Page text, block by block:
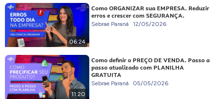
06:24
Como ORGANIZAR sua EMPRESA. Reduzir
erros e crescer com SEGURANÇA.
Sebrae Paraná 12/05/2026
11:20
Como definir o PREÇO DE VENDA. Passo a
passo atualizado com PLANILHA
GRATUITA
Sebrae Paraná 05/05/2026